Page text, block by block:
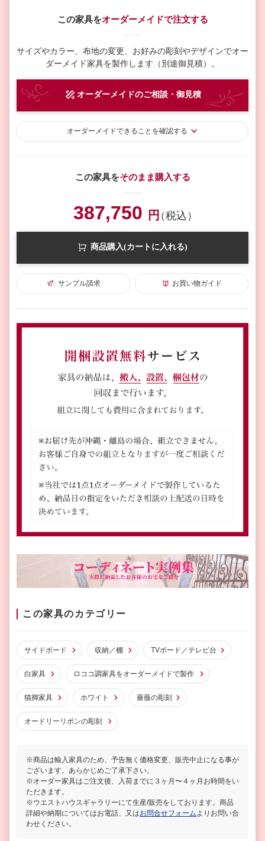
この家具をオーダーメイドで注文する
サイズやカラー、布地の変更、お好みの彫刻やデザインでオー
ダーメイド家具を製作します（別途御見積）。
オーダーメイドのご相談・御見積
オーダーメイドできることを確認する
この家具をそのまま購入する
387,750 円（税込）
商品購入(カートに入れる)
サンプル請求 お買い物ガイド
この家具のカテゴリー
サイドボード 収納／棚 TVボード／テレビ台
白家具 ロココ調家具をオーダーメイドで製作
猫脚家具 ホワイト 薔薇の彫刻
オードリーリボンの彫刻
※商品は輸入家具のため、予告無く価格変更、販売中止になる事が
ございます。あらかじめご了承下さい。
※オーダー家具はご注文後、入荷までに３ヶ月〜４ヶ月お時間をい
ただきます。
※ウエストハウスギャラリーにて生産/販売をしております。商品
詳細や納期についてはお電話、又はお問合せフォーム よりお問い合
わせください。